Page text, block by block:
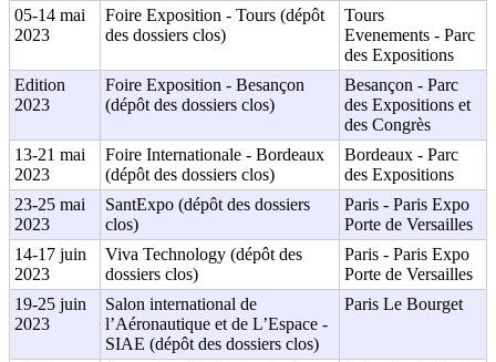
05-14 mai
2023
Foire Exposition - Tours (dépôt
des dossiers clos)
Tours
Evenements - Parc
des Expositions
Edition
2023
Foire Exposition - Besançon
(dépôt des dossiers clos)
Besançon - Parc
des Expositions et
des Congrès
13-21 mai
2023
Foire Internationale - Bordeaux
(dépôt des dossiers clos)
Bordeaux - Parc
des Expositions
23-25 mai
2023
SantExpo (dépôt des dossiers
clos)
Paris - Paris Expo
Porte de Versailles
14-17 juin
2023
Viva Technology (dépôt des
dossiers clos)
Paris - Paris Expo
Porte de Versailles
19-25 juin
2023
Salon international de
l’Aéronautique et de L’Espace -
SIAE (dépôt des dossiers clos)
Paris Le Bourget